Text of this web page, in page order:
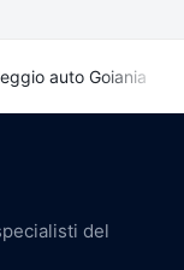
auto Goiania
del